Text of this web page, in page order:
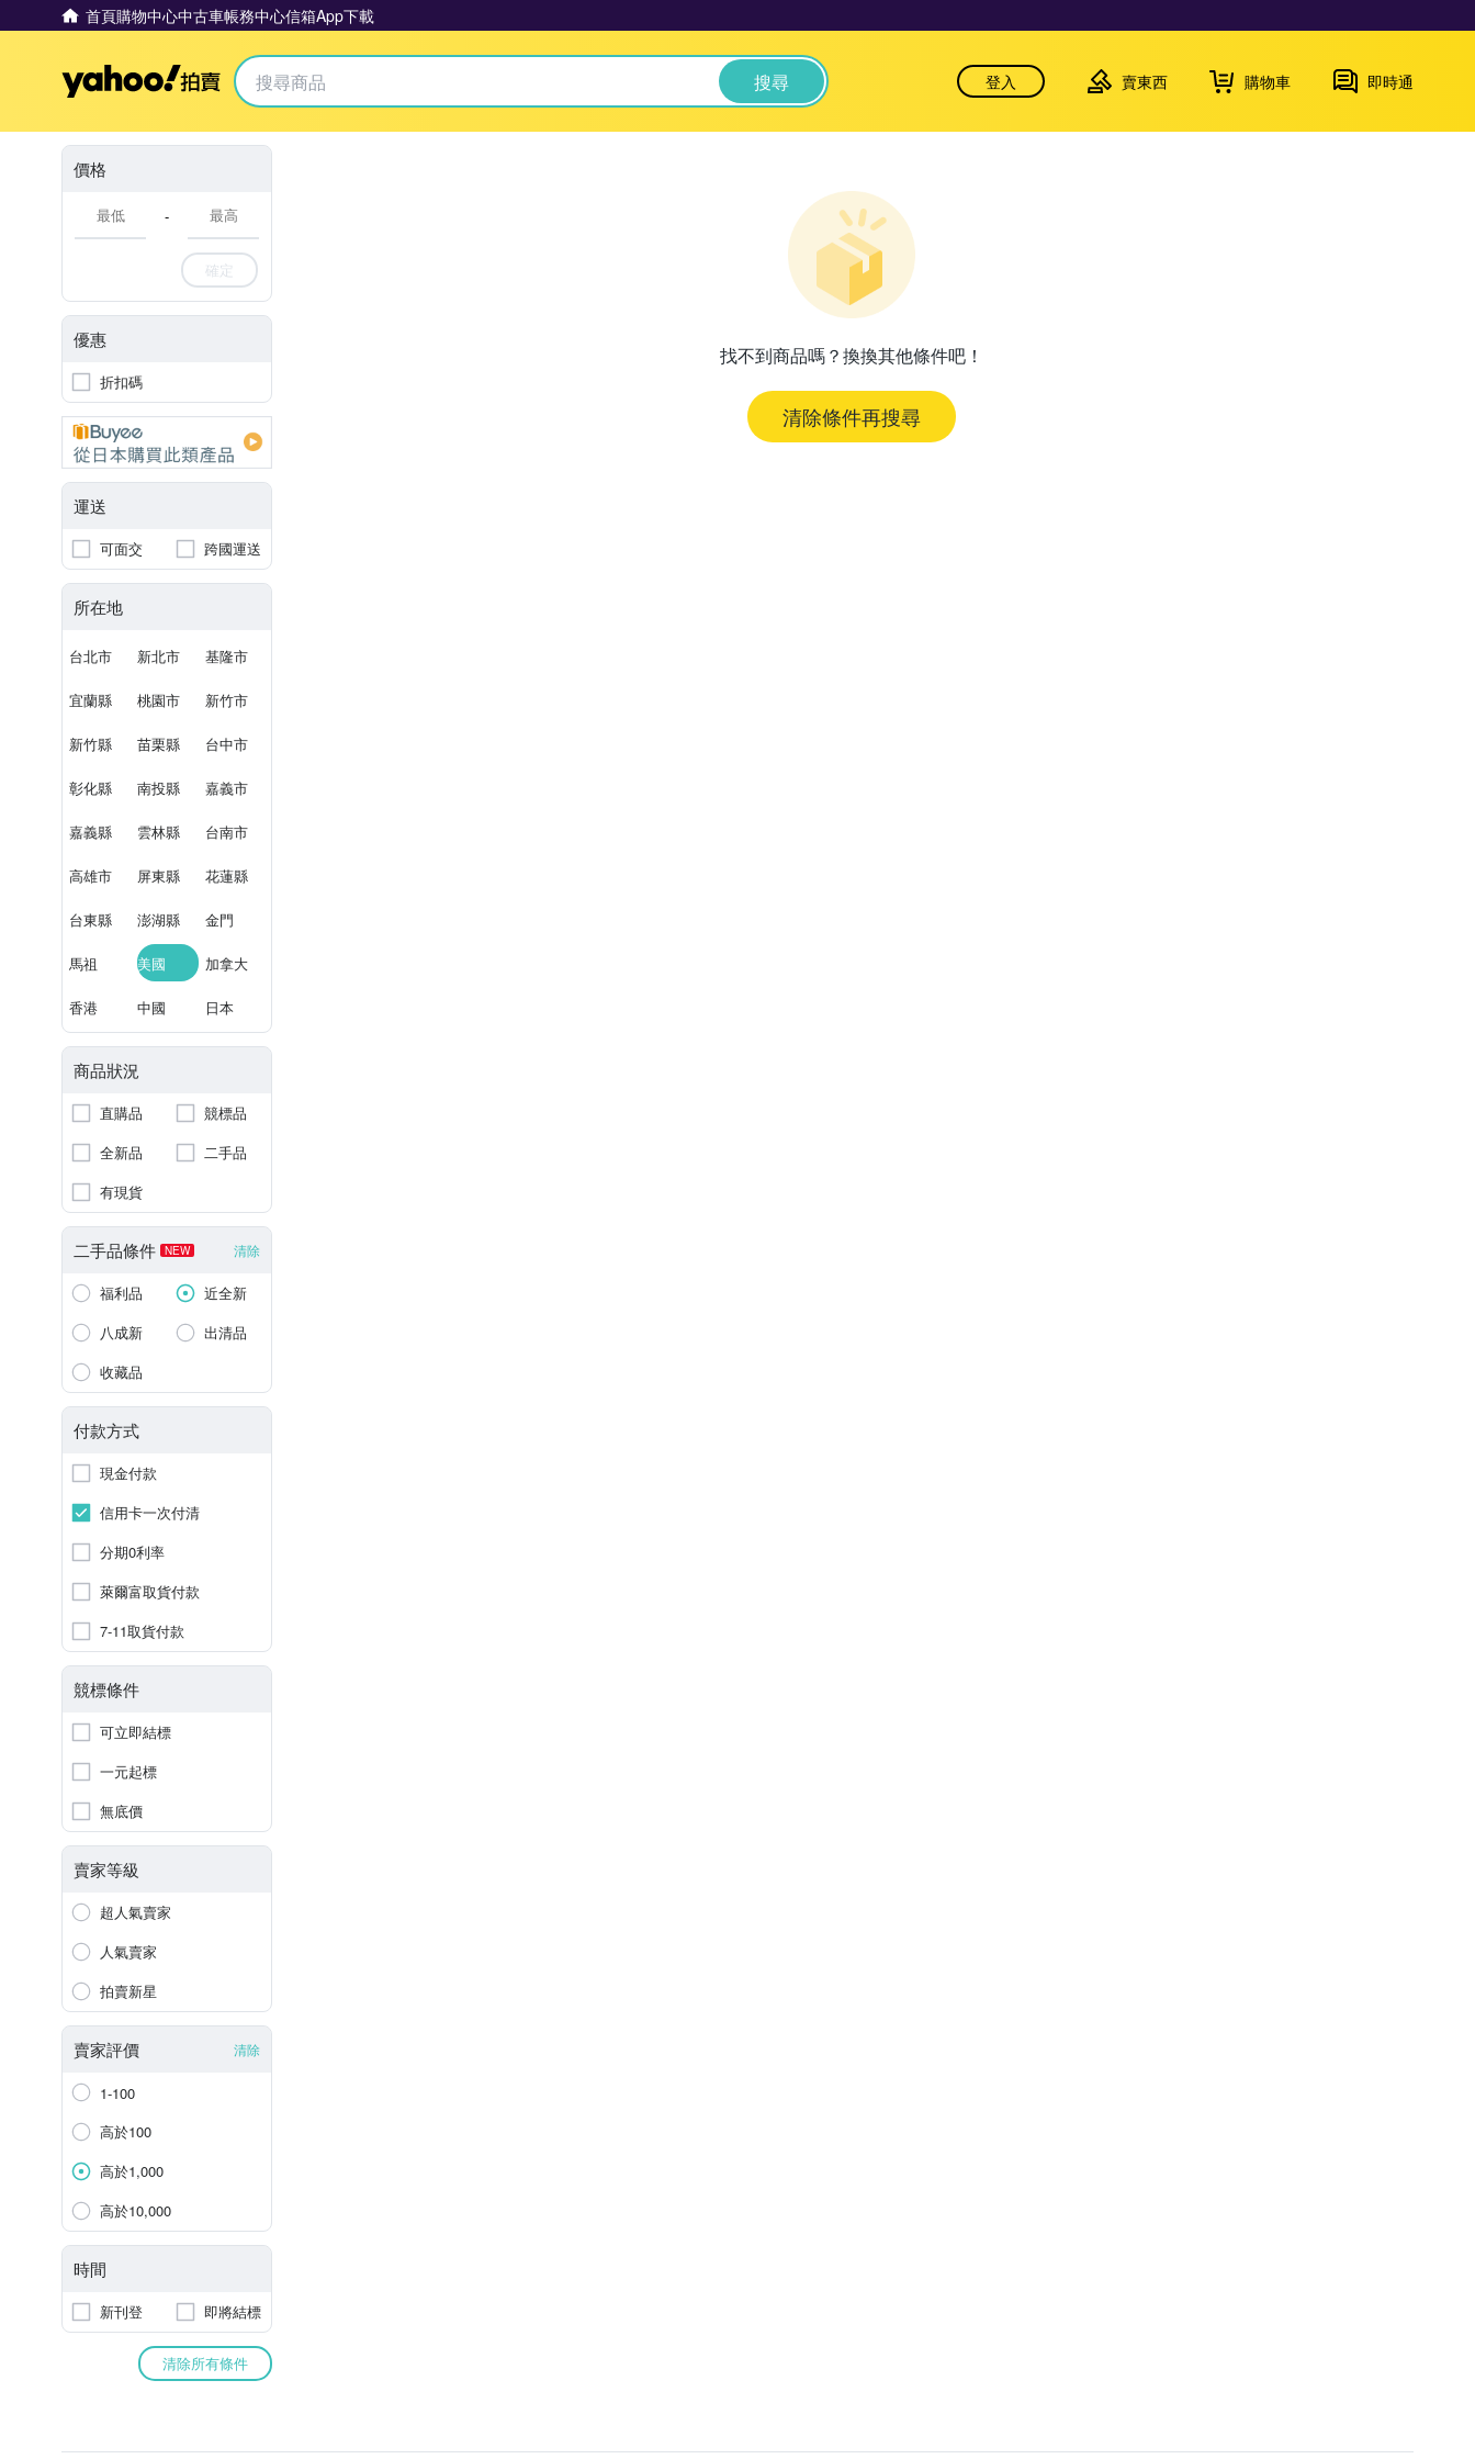
首頁購物中心中古車帳務中心信箱App下載
Yahoo拍賣 搜尋 登入 賣東西 購物車 即時通
價格
-
確定
優惠
折扣碼
運送
可面交 跨國運送
所在地
台北市 新北市 基隆市
宜蘭縣 桃園市 新竹市
新竹縣 苗栗縣 台中市
彰化縣 南投縣 嘉義市
嘉義縣 雲林縣 台南市
高雄市 屏東縣 花蓮縣
台東縣 澎湖縣 金門
馬祖 美國 加拿大
香港 中國 日本
商品狀況
直購品
競標品
全新品
二手品
有現貨
二手品條件 NEW 清除
福利品
近全新
八成新
出清品
收藏品
付款方式
現金付款
信用卡一次付清
分期0利率
萊爾富取貨付款
7-11取貨付款
競標條件
可立即結標
一元起標
無底價
賣家等級
超人氣賣家
人氣賣家
拍賣新星
賣家評價 清除
1-100
高於100
高於1,000
高於10,000
時間
新刊登 即將結標
清除所有條件
找不到商品嗎？換換其他條件吧！
清除條件再搜尋